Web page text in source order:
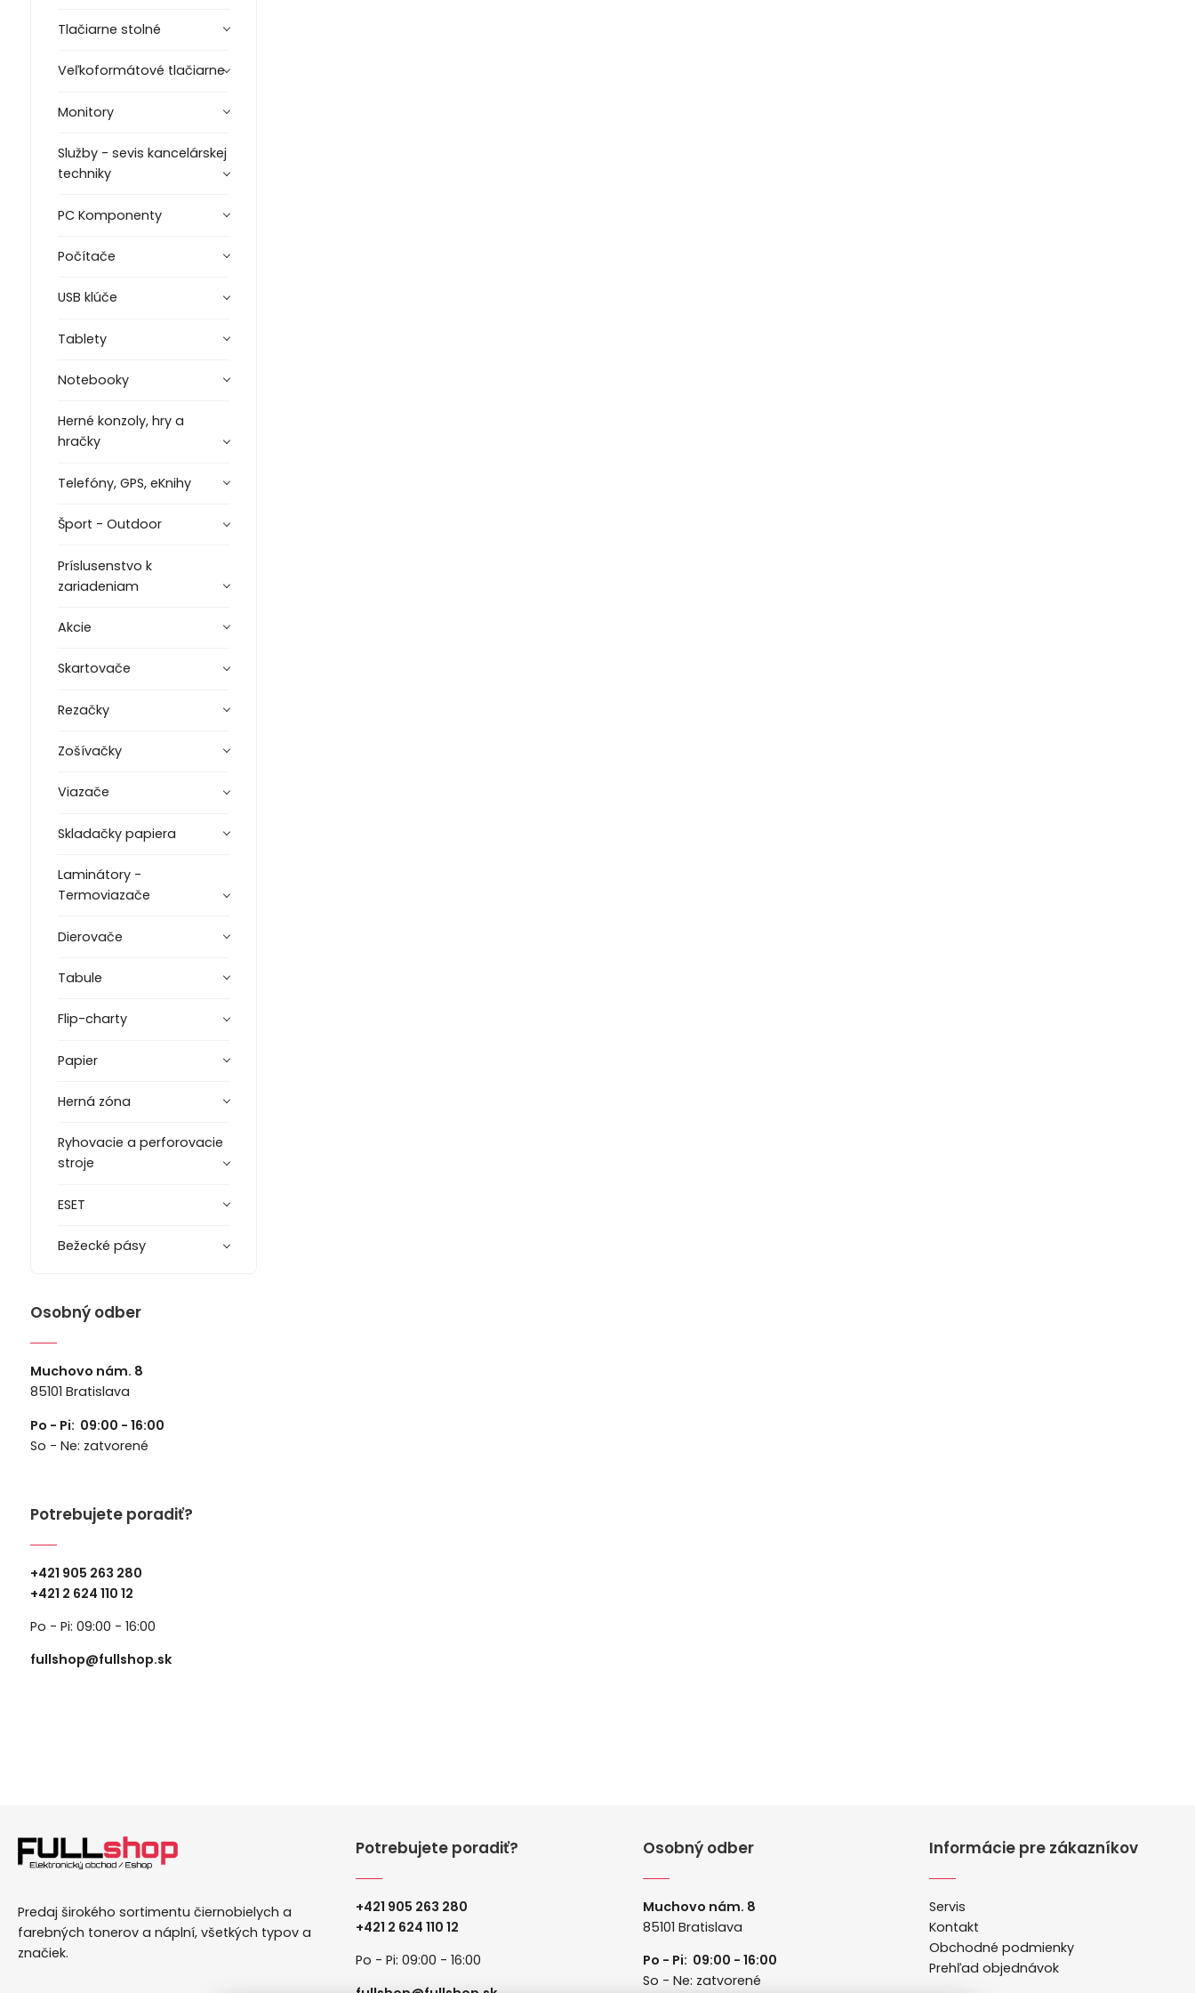
Tlačiarne stolné
Veľkoformátové tlačiarne
Monitory
Služby - sevis kancelárskej
techniky
PC Komponenty
Počítače
USB klúče
Tablety
Notebooky
Herné konzoly, hry a
hračky
Telefóny, GPS, eKnihy
Šport - Outdoor
Príslusenstvo k
zariadeniam
Akcie
Skartovače
Rezačky
Zošívačky
Viazače
Skladačky papiera
Laminátory -
Termoviazače
Dierovače
Tabule
Flip-charty
Papier
Herná zóna
Ryhovacie a perforovacie
stroje
ESET
Bežecké pásy
Osobný odber
Muchovo nám. 8
85101 Bratislava
Po - Pi: 09:00 - 16:00
So - Ne: zatvorené
Potrebujete poradiť?
+421 905 263 280
+421 2 624 110 12
Po - Pi: 09:00 - 16:00
fullshop@fullshop.sk
Predaj širokého sortimentu čiernobielych a
farebných tonerov a náplní, všetkých typov a
značiek.
Potrebujete poradiť?
+421 905 263 280
+421 2 624 110 12
Po - Pi: 09:00 - 16:00
Osobný odber
Muchovo nám. 8
85101 Bratislava
Po - Pi: 09:00 - 16:00
So - Ne: zatvorené
Informácie pre zákazníkov
Servis
Kontakt
Obchodné podmienky
Prehľad objednávok